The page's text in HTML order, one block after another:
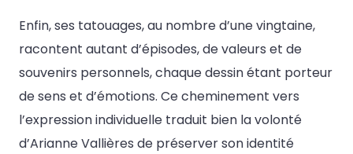
Enfin, ses tatouages, au nombre d’une vingtaine,
racontent autant d’épisodes, de valeurs et de
souvenirs personnels, chaque dessin étant porteur
de sens et d’émotions. Ce cheminement vers
l’expression individuelle traduit bien la volonté
d’Arianne Vallières de préserver son identité